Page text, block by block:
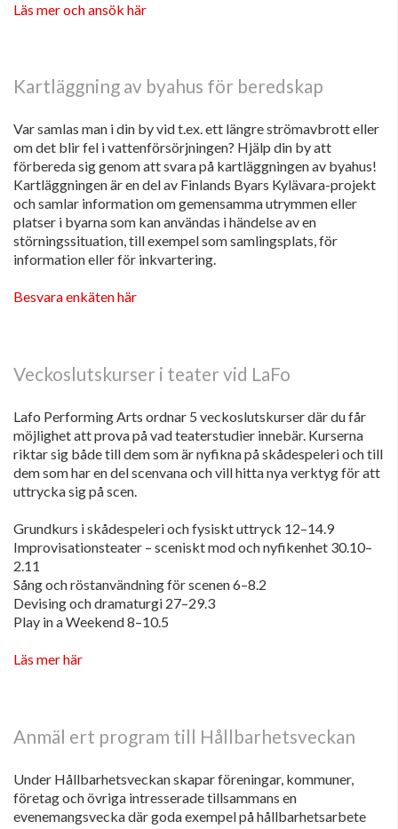
Läs mer och ansök här
Kartläggning av byahus för beredskap
Var samlas man i din by vid t.ex. ett längre strömavbrott eller
om det blir fel i vattenförsörjningen? Hjälp din by att
förbereda sig genom att svara på kartläggningen av byahus!
Kartläggningen är en del av Finlands Byars Kylävara-projekt
och samlar information om gemensamma utrymmen eller
platser i byarna som kan användas i händelse av en
störningssituation, till exempel som samlingsplats, för
information eller för inkvartering.
Besvara enkäten här
Veckoslutskurser i teater vid LaFo
Lafo Performing Arts ordnar 5 veckoslutskurser där du får
möjlighet att prova på vad teaterstudier innebär. Kurserna
riktar sig både till dem som är nyfikna på skådespeleri och till
dem som har en del scenvana och vill hitta nya verktyg för att
uttrycka sig på scen.
Grundkurs i skådespeleri och fysiskt uttryck 12–14.9
Improvisationsteater – sceniskt mod och nyfikenhet 30.10–
2.11
Sång och röstanvändning för scenen 6–8.2
Devising och dramaturgi 27–29.3
Play in a Weekend 8–10.5
Läs mer här
Anmäl ert program till Hållbarhetsveckan
Under Hållbarhetsveckan skapar föreningar, kommuner,
företag och övriga intresserade tillsammans en
evenemangsvecka där goda exempel på hållbarhetsarbete